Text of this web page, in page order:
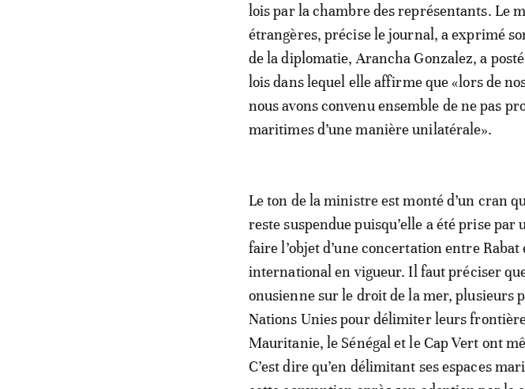
lois par la chambre des représentants. Le
étrangères, précise le journal, a exprimé
de la diplomatie, Arancha Gonzalez, a
lois dans lequel elle affirme que «lors de
nous avons convenu ensemble de ne pas
maritimes d’une manière unilatérale».
Le ton de la ministre est monté d’un cran
reste suspendue puisqu’elle a été prise
faire l’objet d’une concertation entre
international en vigueur. Il faut préciser
onusienne sur le droit de la mer, plusieurs
Nations Unies pour délimiter leurs
Mauritanie, le Sénégal et le Cap Vert ont
C’est dire qu’en délimitant ses espaces